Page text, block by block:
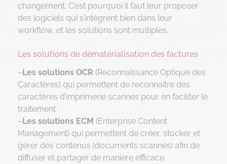
changement. C’est pourquoi il faut leur proposer
des logiciels qui s’intègrent bien dans leur
workflow, et les solutions sont multiples.
Les solutions de dématérialisation des factures
–Les solutions OCR (Reconnaissance Optique des
Caractères) qui permettent de reconnaître des
caractères d’imprimerie scannés pour en faciliter le
traitement.
–Les solutions ECM (Enterprise Content
Management) qui permettent de créer, stocker et
gérer des contenus (documents scannés) afin de
diffuser et partager de manière efficace